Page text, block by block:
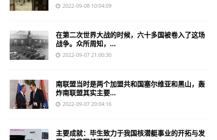
2022-09-08 10:04:09
在第二次世界大战的时候，六十多国被卷入了这场
战争。众所周知，...
2022-09-07 21:00:30
南联盟当时是两个加盟共和国塞尔维亚和黑山，轰
炸南联盟其实主要...
2022-09-07 20:04:16
主要成就：毕生致力于我国核潜艇事业的开拓与发